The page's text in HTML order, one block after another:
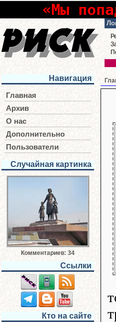
«Мы
Навигация
Главная
Архив
О нас
Дополнительно
Пользователи
Случайная картинка
Комментариев: 34
Ссылки
Кто на сайте